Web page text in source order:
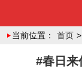
当前位置： 首页 >
#春日来